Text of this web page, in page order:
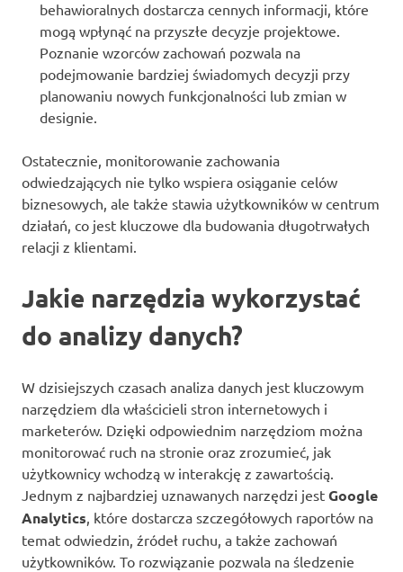
behawioralnych dostarcza cennych informacji, które
mogą wpłynąć na przyszłe decyzje projektowe.
Poznanie wzorców zachowań pozwala na
podejmowanie bardziej świadomych decyzji przy
planowaniu nowych funkcjonalności lub zmian w
designie.
Ostatecznie, monitorowanie zachowania
odwiedzających nie tylko wspiera osiąganie celów
biznesowych, ale także stawia użytkowników w centrum
działań, co jest kluczowe dla budowania długotrwałych
relacji z klientami.
Jakie narzędzia wykorzystać
do analizy danych?
W dzisiejszych czasach analiza danych jest kluczowym
narzędziem dla właścicieli stron internetowych i
marketerów. Dzięki odpowiednim narzędziom można
monitorować ruch na stronie oraz zrozumieć, jak
użytkownicy wchodzą w interakcję z zawartością.
Jednym z najbardziej uznawanych narzędzi jest Google
Analytics, które dostarcza szczegółowych raportów na
temat odwiedzin, źródeł ruchu, a także zachowań
użytkowników. To rozwiązanie pozwala na śledzenie